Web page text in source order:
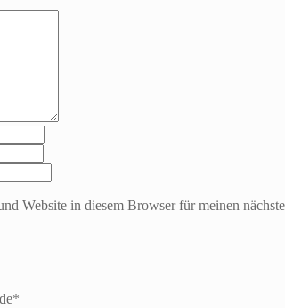
Website in diesem Browser für meinen
*